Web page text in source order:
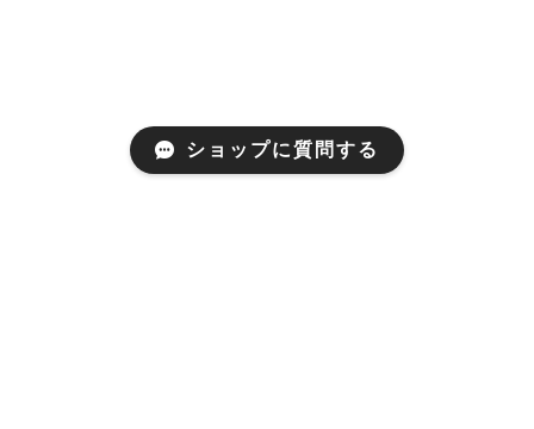
ショップに質問する